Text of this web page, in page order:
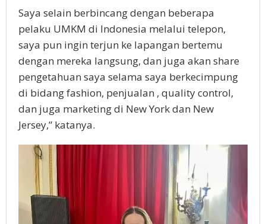
Saya selain berbincang dengan beberapa
pelaku UMKM di Indonesia melalui telepon,
saya pun ingin terjun ke lapangan bertemu
dengan mereka langsung, dan juga akan share
pengetahuan saya selama saya berkecimpung
di bidang fashion, penjualan , quality control,
dan juga marketing di New York dan New
Jersey,” katanya.